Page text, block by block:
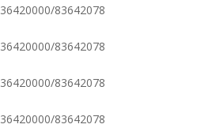
83642078
83642078
83642078
83642078